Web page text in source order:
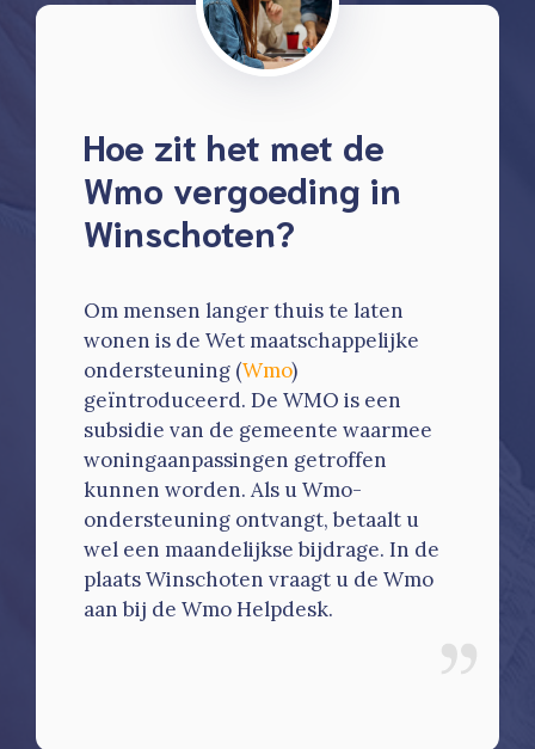
Hoe zit het met de
Wmo vergoeding in
Winschoten?
Om mensen langer thuis te laten
wonen is de Wet maatschappelijke
ondersteuning (Wmo)
geïntroduceerd. De WMO is een
subsidie van de gemeente waarmee
woningaanpassingen getroffen
kunnen worden. Als u Wmo-
ondersteuning ontvangt, betaalt u
wel een maandelijkse bijdrage. In de
plaats Winschoten vraagt u de Wmo
aan bij de Wmo Helpdesk.